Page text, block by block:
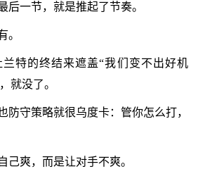
后一节，就是推起了节奏。
。
特的终结来遮盖“我们变不出好机
就没了。
防守策略就很乌度卡：管你怎么打，
己爽，而是让对手不爽。